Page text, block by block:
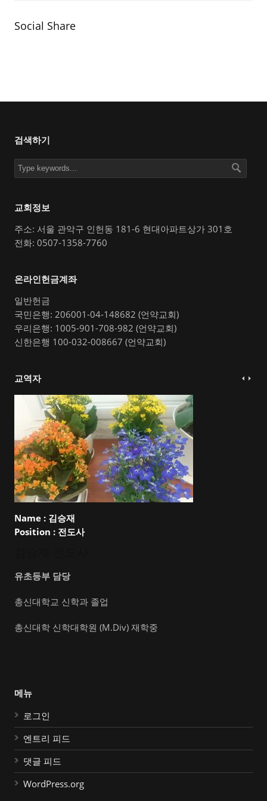
Social Share
검색하기
교회정보
주소: 서울 관악구 인헌동 181-6 현대아파트상가 301호
전화: 0507-1358-7760
온라인헌금계좌
일반헌금
국민은행: 206001-04-148682 (언약교회)
우리은행: 1005-901-708-982 (언약교회)
신한은행 100-032-008667 (언약교회)
교역자
Name : 김승재
Position : 전도사
유초등부 담당
총신대학교 신학과 졸업
총신대학 신학대학원 (M.Div) 재학중
메뉴
로그인
엔트리 피드
댓글 피드
WordPress.org